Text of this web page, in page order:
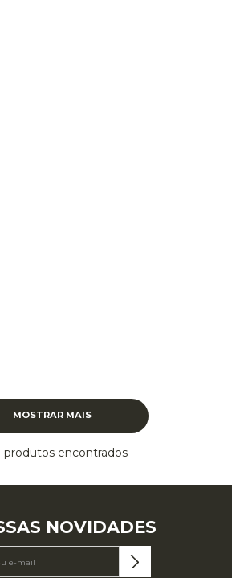
MOSTRAR MAIS
produtos
NOVIDADES